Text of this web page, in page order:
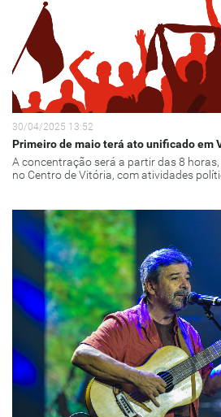
30/04/2025 13:52
Primeiro de maio terá ato unificado em
A concentração será a partir das 8
no Centro de Vitória, com atividades